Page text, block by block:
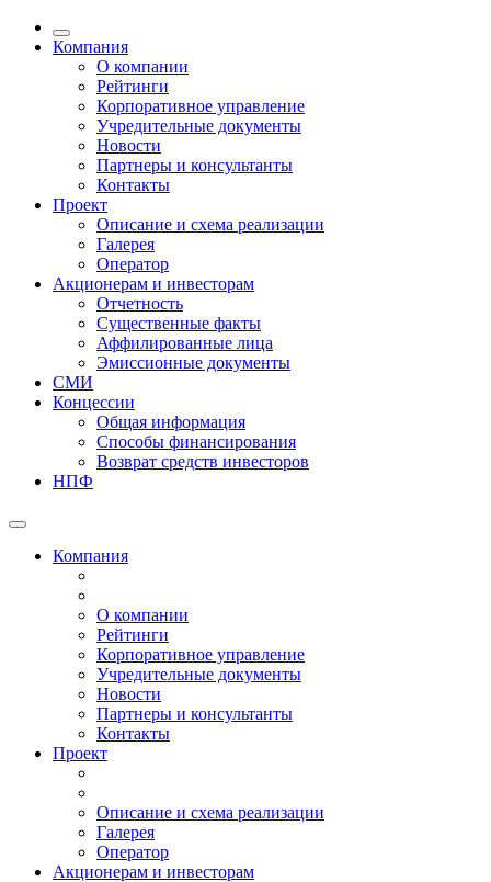
Компания
О компании
Рейтинги
Корпоративное управление
Учредительные документы
Новости
Партнеры и консультанты
Контакты
Проект
Описание и схема реализации
Галерея
Оператор
Акционерам и инвесторам
Отчетность
Существенные факты
Аффилированные лица
Эмиссионные документы
СМИ
Концессии
Общая информация
Способы финансирования
Возврат средств инвесторов
НПФ
Компания
О компании
Рейтинги
Корпоративное управление
Учредительные документы
Новости
Партнеры и консультанты
Контакты
Проект
Описание и схема реализации
Галерея
Оператор
Акционерам и инвесторам